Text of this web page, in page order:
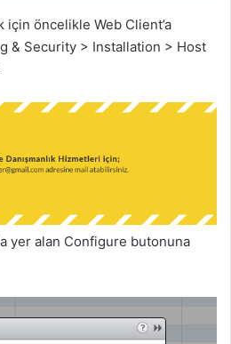
için öncelikle Web Client’a
& Security > Installation > Host
yer alan Configure butonuna